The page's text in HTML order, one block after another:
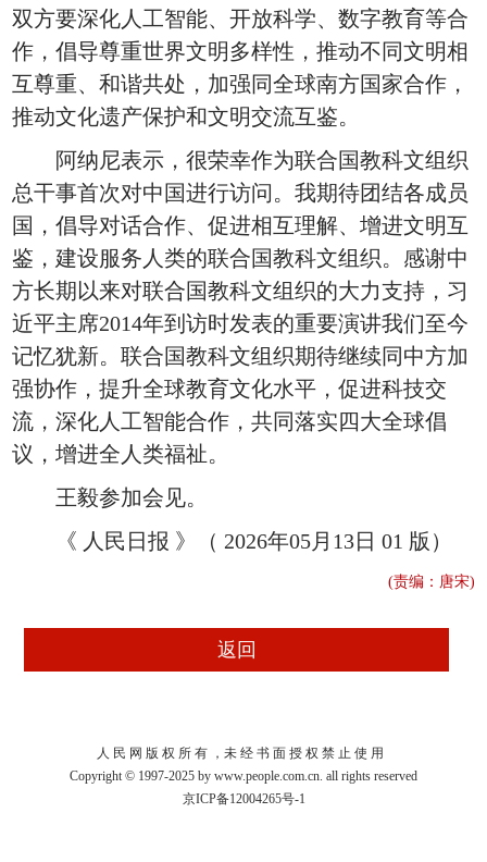
双方要深化人工智能、开放科学、数字教育等合
作，倡导尊重世界文明多样性，推动不同文明相
互尊重、和谐共处，加强同全球南方国家合作，
推动文化遗产保护和文明交流互鉴。
阿纳尼表示，很荣幸作为联合国教科文组织
总干事首次对中国进行访问。我期待团结各成员
国，倡导对话合作、促进相互理解、增进文明互
鉴，建设服务人类的联合国教科文组织。感谢中
方长期以来对联合国教科文组织的大力支持，习
近平主席2014年到访时发表的重要演讲我们至今
记忆犹新。联合国教科文组织期待继续同中方加
强协作，提升全球教育文化水平，促进科技交
流，深化人工智能合作，共同落实四大全球倡
议，增进全人类福祉。
王毅参加会见。
《 人民日报 》（ 2026年05月13日 01 版）
(责编：唐宋)
人 民 网 版 权 所 有 ，未 经 书 面 授 权 禁 止 使 用
Copyright © 1997-2025 by www.people.com.cn. all rights reserved
京ICP备12004265号-1